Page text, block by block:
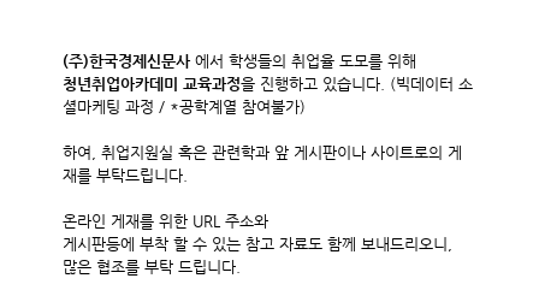
(주)한국경제신문사에서 학생들의취업율 도모를 위해
청년취업아카데미 교육과정을 진행하고 있습니다. (빅데이터 소
셜마케팅 과정 / *공학계열 참여불가)
하여, 취업지원실 혹은 관련학과 앞 게시판이나 사이트로의 게
재를 부탁드립니다.
온라인 게재를 위한 URL 주소와
게시판등에 부착 할 수 있는 참고 자료도 함께 보내드리오니,
많은 협조를 부탁 드립니다.